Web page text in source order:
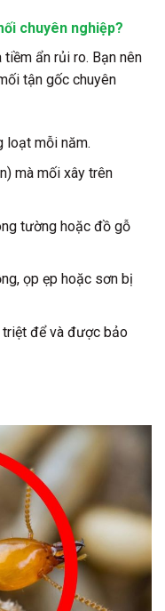
chuyên nghiệp?
ẩn rủi ro. Bạn nên
tận gốc chuyên
loạt mỗi năm.
mà mối xây trên
tường hoặc đồ gỗ
ọp ẹp hoặc sơn bị
triệt để và được bảo